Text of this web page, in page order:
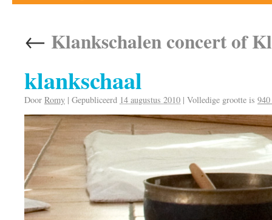
← Klankschalen concert of
klankschaal
Door Romy | Gepubliceerd 14 augustus 2010 | Volledige grootte is